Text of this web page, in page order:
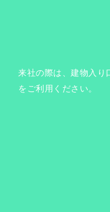
来社の際は、建物入
をご利用ください。